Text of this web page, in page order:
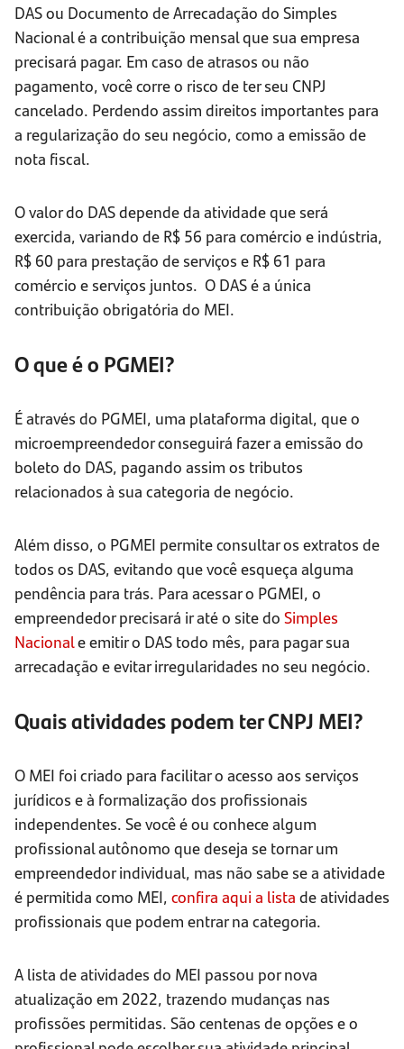
DAS ou Documento de Arrecadação do Simples
Nacional é a contribuição mensal que sua empresa
precisará pagar. Em caso de atrasos ou não
pagamento, você corre o risco de ter seu CNPJ
cancelado. Perdendo assim direitos importantes para
a regularização do seu negócio, como a emissão de
nota fiscal.
O valor do DAS depende da atividade que será
exercida, variando de R$ 56 para comércio e indústria,
R$ 60 para prestação de serviços e R$ 61 para
comércio e serviços juntos. O DAS é a única
contribuição obrigatória do MEI.
O que é o PGMEI?
É através do PGMEI, uma plataforma digital, que o
microempreendedor conseguirá fazer a emissão do
boleto do DAS, pagando assim os tributos
relacionados à sua categoria de negócio.
Além disso, o PGMEI permite consultar os extratos de
todos os DAS, evitando que você esqueça alguma
pendência para trás. Para acessar o PGMEI, o
empreendedor precisará ir até o site do Simples
Nacionale emitir o DAS todo mês, para pagar sua
arrecadação e evitar irregularidades no seu negócio.
Quais atividades podem ter CNPJ MEI?
O MEI foi criado para facilitar o acesso aos serviços
jurídicos e à formalização dos profissionais
independentes. Se você é ou conhece algum
profissional autônomo que deseja se tornar um
empreendedor individual, mas não sabe se a atividade
é permitida como MEI, confira aqui a lista de atividades
profissionais que podem entrar na categoria.
A lista de atividades do MEI passou por nova
atualização em 2022, trazendo mudanças nas
profissões permitidas. São centenas de opções e o